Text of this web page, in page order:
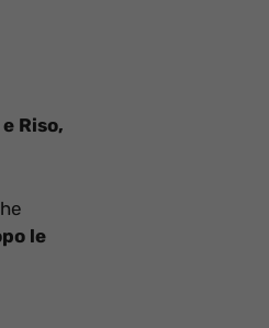
Riso,
le